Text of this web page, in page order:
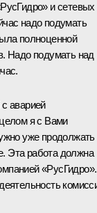
и сетевых
надо подумать
полноценной
Надо подумать над
аварией
я с Вами
уже продолжать
Эта работа должна
«РусГидро».